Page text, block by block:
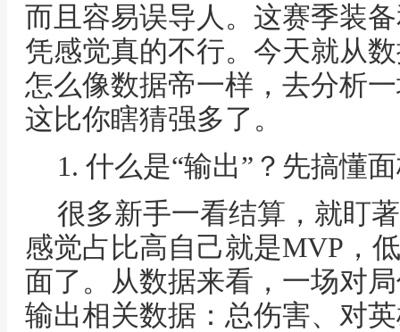
而且容易误导人。这赛季装
凭感觉真的不行。今天就从
怎么像数据帝一样，去分析
这比你瞎猜强多了。
1. 什么是“输出”？先搞懂
很多新手一看结算，就盯
感觉占比高自己就是MVP，
面了。从数据来看，一场对
输出相关数据：总伤害、对